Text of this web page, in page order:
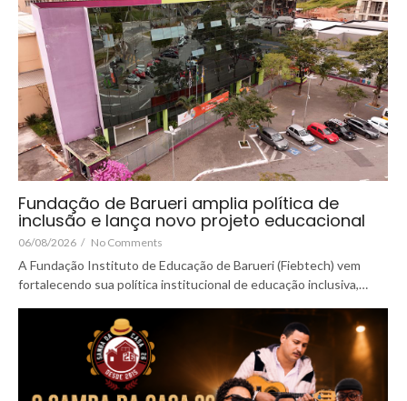
Fundação de Barueri amplia política de
inclusão e lança novo projeto educacional
06/08/2026 / No Comments
A Fundação Instituto de Educação de Barueri (Fiebtech) vem
fortalecendo sua política institucional de educação inclusiva,…